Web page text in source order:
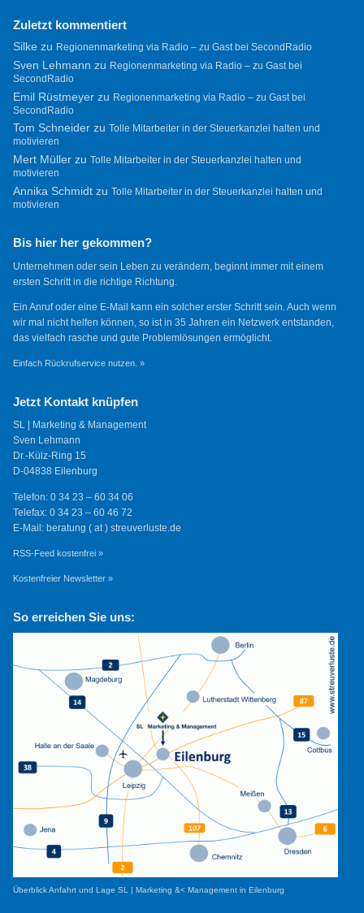
Zuletzt kommentiert
Silkezu Regionenmarketing via Radio – zu Gast bei SecondRadio
Sven Lehmann zu Regionenmarketing via Radio – zu Gast bei
SecondRadio
Emil Rüstmeyerzu Regionenmarketing via Radio – zu Gast bei
SecondRadio
Tom Schneiderzu Tolle Mitarbeiter in der Steuerkanzlei halten und
motivieren
Mert Müllerzu Tolle Mitarbeiter in der Steuerkanzlei halten und
motivieren
Annika Schmidtzu Tolle Mitarbeiter in der Steuerkanzlei halten und
motivieren
Bis hier her gekommen?
Unternehmen oder sein Leben zu verändern, beginnt immer mit einem
ersten Schritt in die richtige Richtung.
Ein Anruf oder eine E-Mail kann ein solcher erster Schritt sein. Auch wenn
wir mal nicht helfen können, so ist in 35 Jahren ein Netzwerk entstanden,
das vielfach rasche und gute Problemlösungen ermöglicht.
Einfach Rückrufservice nutzen. »
Jetzt Kontakt knüpfen
SL | Marketing & Management
Sven Lehmann
Dr.-Külz-Ring 15
D-04838 Eilenburg
Telefon: 0 34 23 – 60 34 06
Telefax: 0 34 23 – 60 46 72
E-Mail: beratung ( at ) streuverluste.de
RSS-Feed kostenfrei »
Kostenfreier Newsletter »
So erreichen Sie uns:
Überblick Anfahrt und Lage SL | Marketing &< Management in Eilenburg